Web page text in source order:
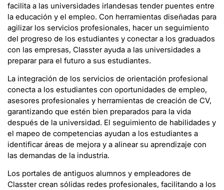
facilita a las universidades irlandesas tender puentes entre
la educación y el empleo. Con herramientas diseñadas para
agilizar los servicios profesionales, hacer un seguimiento
del progreso de los estudiantes y conectar a los graduados
con las empresas, Classter ayuda a las universidades a
preparar para el futuro a sus estudiantes.
La integración de los servicios de orientación profesional
conecta a los estudiantes con oportunidades de empleo,
asesores profesionales y herramientas de creación de CV,
garantizando que estén bien preparados para la vida
después de la universidad. El seguimiento de habilidades y
el mapeo de competencias ayudan a los estudiantes a
identificar áreas de mejora y a alinear su aprendizaje con
las demandas de la industria.
Los portales de antiguos alumnos y empleadores de
Classter crean sólidas redes profesionales, facilitando a los